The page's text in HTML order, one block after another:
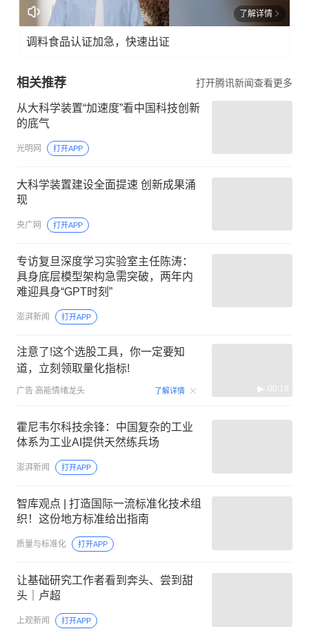
了解详情
调料食品认证加急，快速出证
相关推荐 打开腾讯新闻查看更多
从大科学装置“加速度”看中国科技创新
的底气
光明网 打开APP
大科学装置建设全面提速 创新成果涌
现
央广网 打开APP
专访复旦深度学习实验室主任陈涛：
具身底层模型架构急需突破，两年内
难迎具身“GPT时刻”
澎湃新闻 打开APP
注意了!这个选股工具，你一定要知
道，立刻领取量化指标!
广告 高能情绪龙头 了解详情 00:18
霍尼韦尔科技余锋：中国复杂的工业
体系为工业AI提供天然练兵场
澎湃新闻 打开APP
智库观点 | 打造国际一流标准化技术组
织！这份地方标准给出指南
质量与标准化 打开APP
让基础研究工作者看到奔头、尝到甜
头｜卢超
上观新闻 打开APP